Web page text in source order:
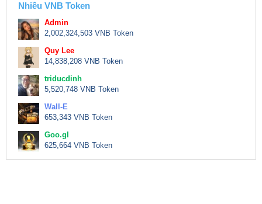
Nhiều VNB Token
Admin
2,002,324,503 VNB Token
Quy Lee
14,838,208 VNB Token
triducdinh
5,520,748 VNB Token
Wall-E
653,343 VNB Token
Goo.gl
625,664 VNB Token